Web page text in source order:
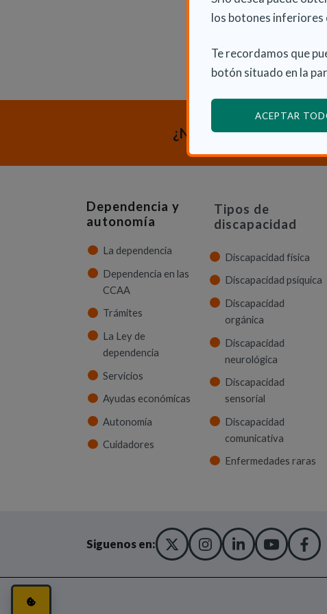
los botones inferiores
Te recordamos que
botón situado en la
ACEPTAR
¿Necesitas
Dependencia y
autonomía
La dependencia
Dependencia en las
CCAA
Trámites
La Ley de
dependencia
Servicios
Ayudas económicas
Autonomía
Cuidadores
Tipos de
discapacidad
Discapacidad física
Discapacidad psíquica
Discapacidad
orgánica
Discapacidad
neurológica
Discapacidad
sensorial
Discapacidad
comunicativa
Enfermedades raras
Siguenos en: X TWITTER
(ABRE EN NUEVA
INSTAGRAM
(ABRE EN
LINKEDIN
(ABRE EN